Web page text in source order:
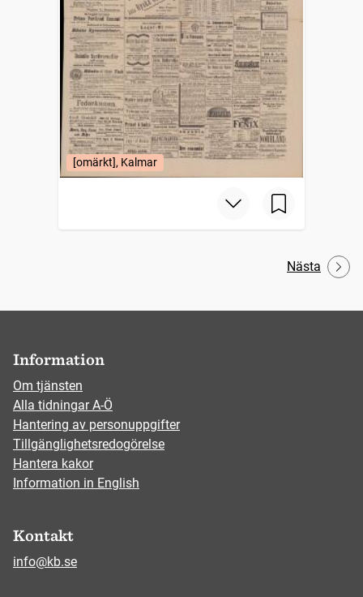
[omärkt], Kalmar
Nästa
Information
Om tjänsten
Alla tidningar A-Ö
Hantering av personuppgifter
Tillgänglighetsredogörelse
Hantera kakor
Information in English
Kontakt
info@kb.se